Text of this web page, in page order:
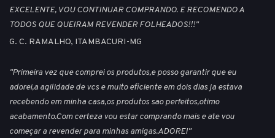
EXCELENTE, VOU CONTINUAR COMPRANDO. E RECOMENDO A
TODOS QUE QUEIRAM REVENDER FOLHEADOS!!!"
G. C. RAMALHO, ITAMBACURI-MG
"Primeira vez que comprei os produtos,e posso garantir que eu
adorei,a agilidade de vcs e muito eficiente em dois dias ja estava
recebendo em minha casa,os produtos sao perfeitos,otimo
acabamento.Com certeza vou estar comprando mais e ate vou
começar a revender para minhas amigas.ADOREI"